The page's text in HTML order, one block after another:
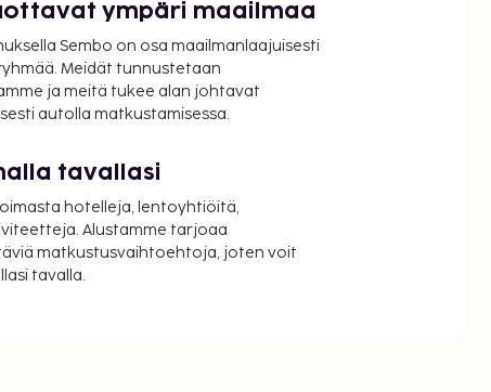
ympäri maailmaa
Sembo on osa maailmanlaajuisesti
Meidät tunnustetaan
ja meitä tukee alan johtavat
autolla matkustamisessa.
tavallasi
hotelleja, lentoyhtiöitä,
Alustamme tarjoaa
matkustusvaihtoehtoja, joten voit
tavalla.